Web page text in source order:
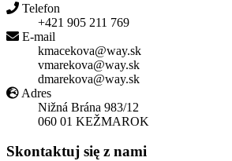
Telefon
+421 905 211 769
E-mail
kmacekova@way.sk
vmarekova@way.sk
dmarekova@way.sk
Adres
Nižná Brána 983/12
060 01 KEŽMAROK
Skontaktuj się z nami